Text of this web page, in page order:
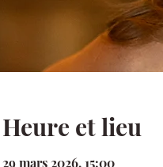
Heure et lieu
29 mars 2026, 15:00